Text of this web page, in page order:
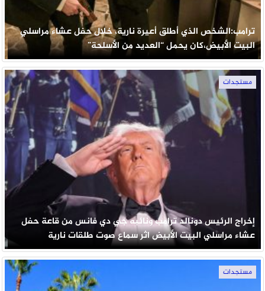
ترامب:الشخص الذي أطلق أعيرة نارية، خلال حفل عشاء مراسلي
البيت الأبيض،كان يحمل “العديد من الأسلحة”
مستجدات
إخراج الرئيس دونالد ترامب ونائبه جي دي فانس من قاعة حفل
عشاء مراسلي البيت الأبيض اثر سماع صوت طلقات نارية
مستجدات